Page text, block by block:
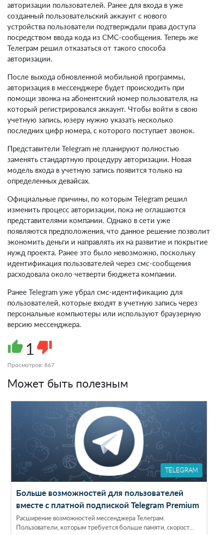
авторизации пользователей. Ранее для входа в уже
созданный пользовательский аккаунт с нового
устройства пользователи подтверждали права доступа
посредством ввода кода из СМС-сообщения. Теперь же
Телеграм решил отказаться от такого способа
авторизации.
После выхода обновленной мобильной программы,
авторизация в мессенджере будет происходить при
помощи звонка на абонентский номер пользователя, на
который регистрировался аккаунт. Чтобы войти в свою
учетную запись, юзеру нужно указать несколько
последних цифр номера, с которого поступает звонок.
Представители Telegram не планируют полностью
заменять стандартную процедуру авторизации. Новая
модель входа в учетную запись появится только на
определенных девайсах.
Официальные причины, по которым Telegram решил
изменить процесс авторизации, пока не оглашаются
представителями компании. Однако в сети уже
появляются предположения, что данное решение позволит
экономить деньги и направлять их на развитие и покрытие
нужд проекта. Ранее это было невозможно, поскольку
идентификация пользователей через смс-сообщения
расходовала около четверти бюджета компании.
Ранее Telegram уже убрал смс-идентификацию для
пользователей, которые входят в учетную запись через
персональные компьютеры или используют браузерную
версию мессенджера.
thumb_up 1 thumb_down
Просмотров: 867
Может быть полезным
TELEGRAM
Больше возможностей для пользователей
вместе с платной подпиской Telegram Premium
Расширение возможностей мессенджера Телеграм.
Пользователи, которым требуется больше памяти, скорост...